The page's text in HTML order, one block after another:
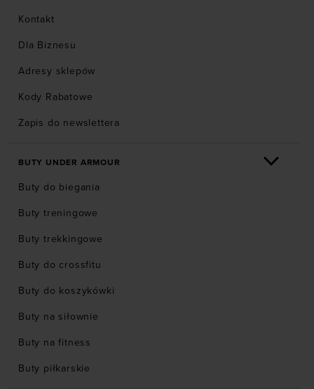
Kontakt
Dla Biznesu
Adresy sklepów
Kody Rabatowe
Zapis do newslettera
BUTY UNDER ARMOUR
Buty do biegania
Buty treningowe
Buty trekkingowe
Buty do crossfitu
Buty do koszykówki
Buty na siłownie
Buty na fitness
Buty piłkarskie